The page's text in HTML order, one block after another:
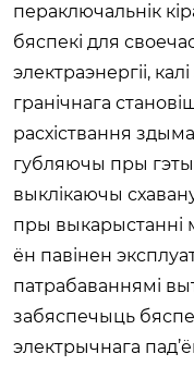
пераключальнік
бяспекі для
электраэнергіі,
гранічнага
расхіствання
губляючы пры
выклікаючы
пры выкарыстанні
ён павінен
патрабаваннямі
забяспечыць
электрычнага